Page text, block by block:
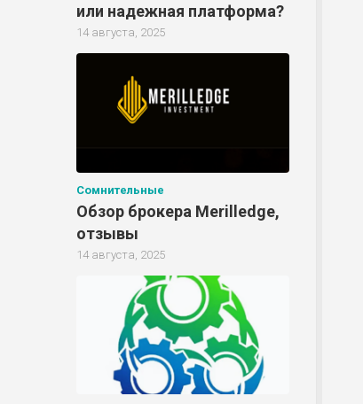
или надежная платформа?
14 августа, 2025
Сомнительные
Обзор брокера Merilledge,
отзывы
14 августа, 2025